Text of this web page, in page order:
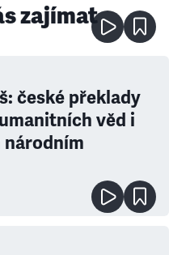
zajímat
české překlady
věd i
národním